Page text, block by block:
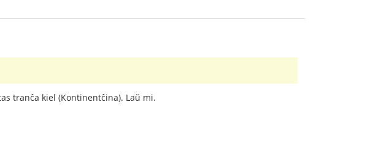
tranĉa kiel (Kontinentĉina). Laŭ mi.